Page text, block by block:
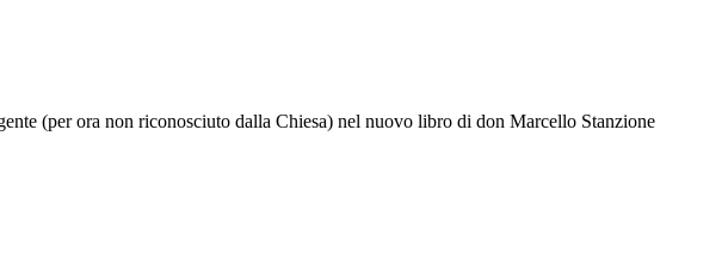
(per ora non riconosciuto dalla Chiesa) nel nuovo libro di don Marcello Stanzione